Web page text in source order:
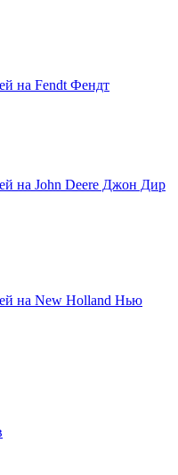
на Fendt Фендт
на John Deere Джон Дир
на New Holland Нью